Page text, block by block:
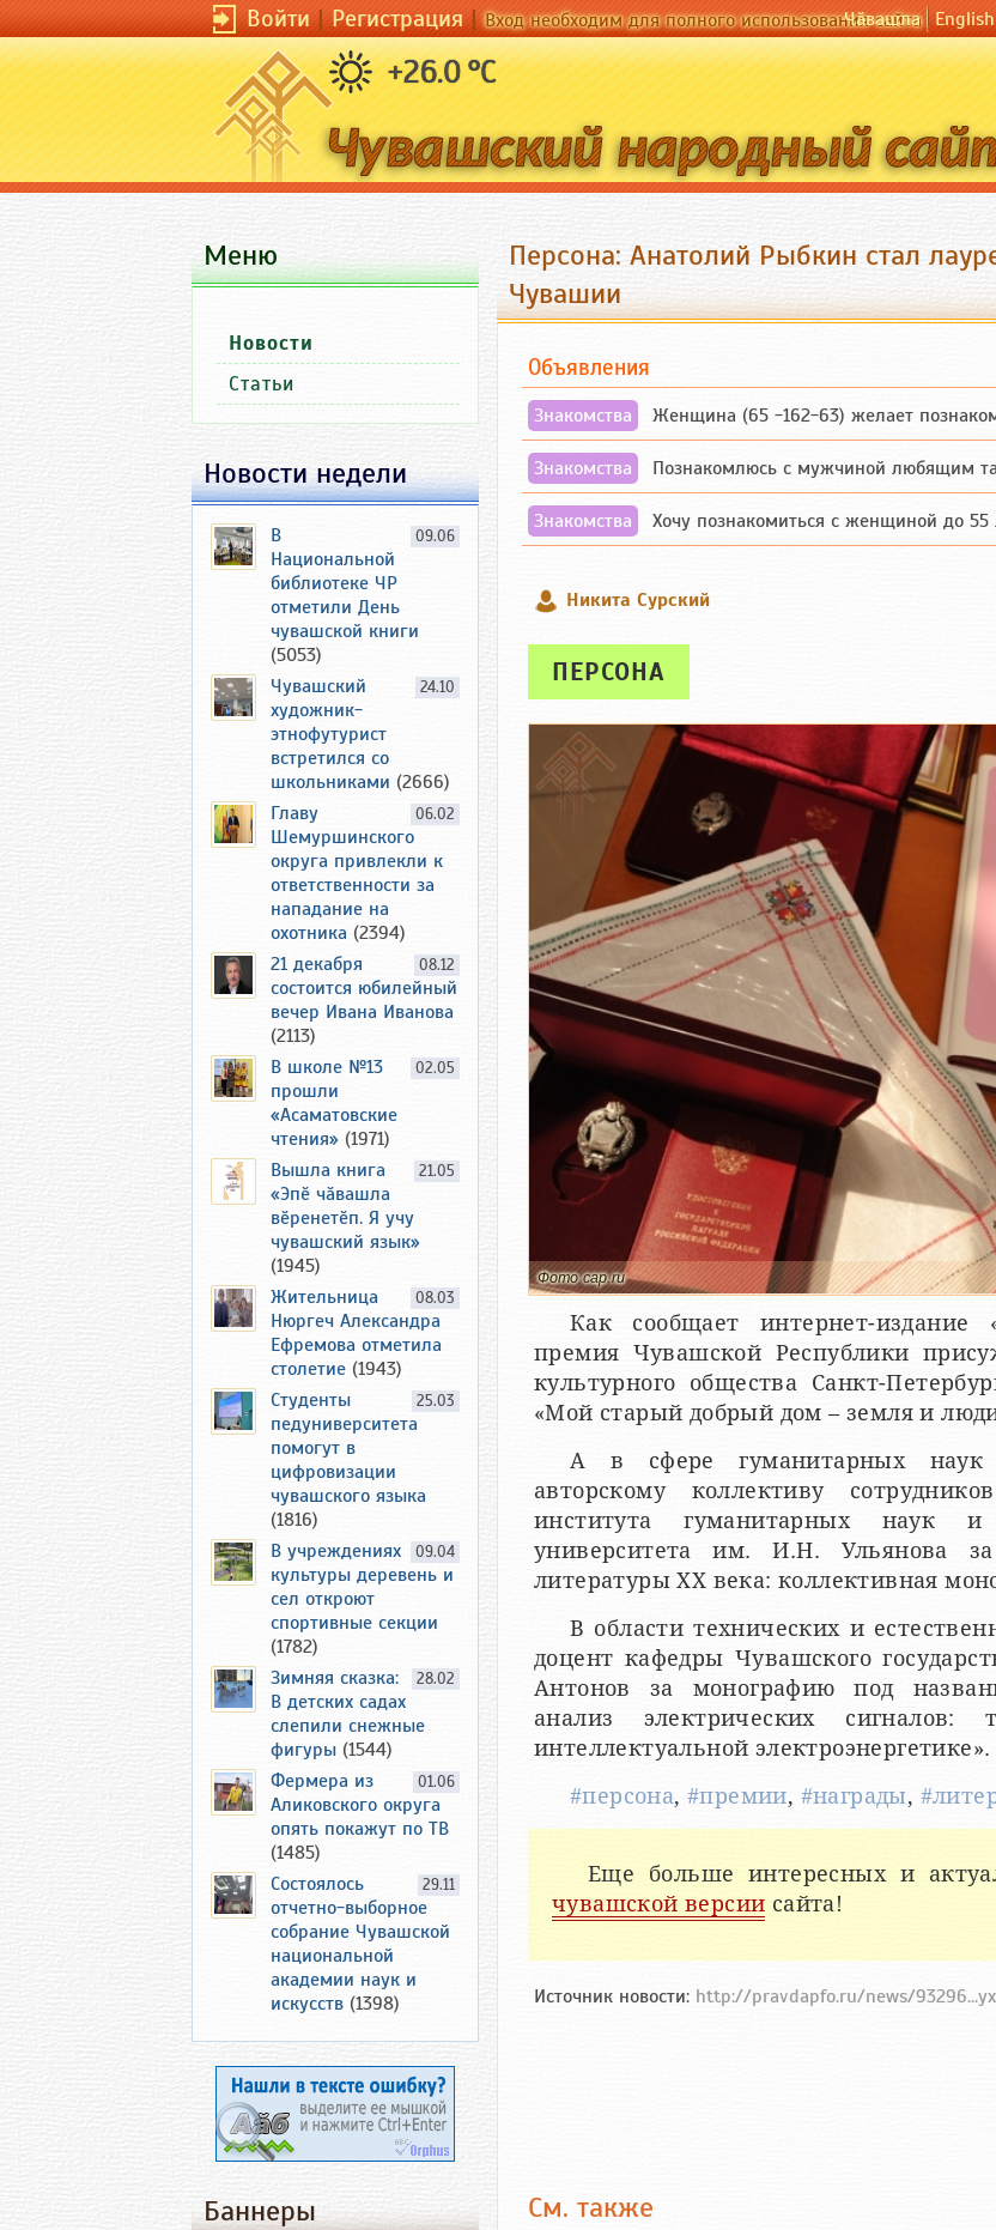
Войти|Регистрация|Вход необходим для полного использования сайта
Чӑвашла English
+26.0 °C
Персона: Анатолий Рыбкин стал
Чувашии
Объявления
Знакомства Женщина (65 -162-63) желает
Знакомства Познакомлюсь с мужчиной любящим
Знакомства Хочу познакомиться с женщиной до 55
Никита Сурский
ПЕРСОНА
Фото cap.ru
Как сообщает интернет-издание
премия Чувашской Республики
культурного общества Санкт-
«Мой старый добрый дом – земля и
А в сфере гуманитарных наук
авторскому коллективу
института гуманитарных наук и
университета им. И.Н. Ульянова
литературы XX века: коллективная
В области технических и
доцент кафедры Чувашского
Антонов за монографию под
анализ электрических
интеллектуальной электроэнергетике».
#персона,#премии, #награды,
Еще больше интересных и
чувашской версии сайта!
Источник новости: http://pravdapfo.ru/news/
См. также
Меню
Новости
Статьи
Новости недели
09.06
В
Национальной
библиотеке ЧР
отметили День
чувашской книги
(5053)
24.10
Чувашский
художник-
этнофутурист
встретился со
школьниками (2666)
06.02
Главу
Шемуршинского
округа привлекли к
ответственности за
нападание на
охотника (2394)
08.12
21 декабря
состоится юбилейный
вечер Ивана Иванова
(2113)
02.05
В школе №13
прошли
«Асаматовские
чтения» (1971)
21.05
Вышла книга
«Эпӗ чӑвашла
вӗренетӗп. Я учу
чувашский язык»
(1945)
08.03
Жительница
Нюргеч Александра
Ефремова отметила
столетие (1943)
25.03
Студенты
педуниверситета
помогут в
цифровизации
чувашского языка
(1816)
09.04
В учреждениях
культуры деревень и
сел откроют
спортивные секции
(1782)
28.02
Зимняя сказка:
В детских садах
слепили снежные
фигуры (1544)
01.06
Фермера из
Аликовского округа
опять покажут по ТВ
(1485)
29.11
Состоялось
отчетно-выборное
собрание Чувашской
национальной
академии наук и
искусств (1398)
Баннеры